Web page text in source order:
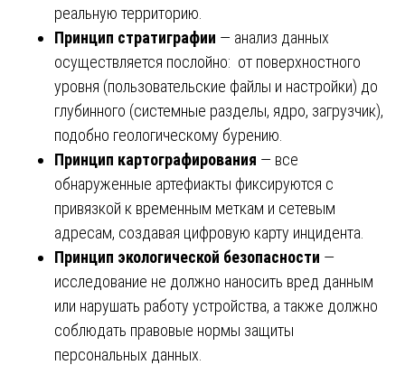
реальную территорию.
Принцип стратиграфии — анализ данных
осуществляется послойно: от поверхностного
уровня (пользовательские файлы и настройки) до
глубинного (системные разделы, ядро, загрузчик),
подобно геологическому бурению.
Принцип картографирования — все
обнаруженные артефиакты фиксируются с
привязкой к временным меткам и сетевым
адресам, создавая цифровую карту инцидента.
Принцип экологической безопасности —
исследование не должно наносить вред данным
или нарушать работу устройства, а также должно
соблюдать правовые нормы защиты
персональных данных.